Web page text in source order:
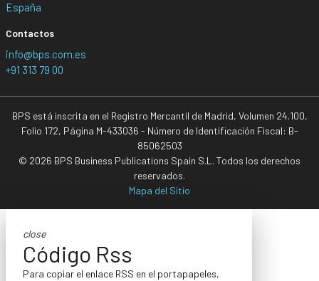
España
Contactos
info@bps.com.es
+91 313 79 00
BPS está inscrita en el Registro Mercantil de Madrid, Volumen 24.100,
Folio 172, Página M-433036 - Número de Identificación Fiscal: B-
85062503
© 2026 BPS Business Publications Spain S.L. Todos los derechos
reservados.
Mapa del Sitio
close
Código Rss
Para copiar el enlace RSS en el portapapeles,